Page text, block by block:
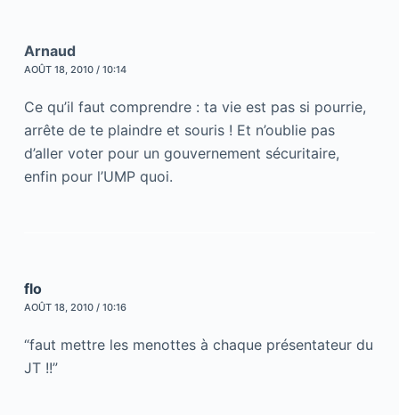
Arnaud
AOÛT 18, 2010 / 10:14
Ce qu’il faut comprendre : ta vie est pas si pourrie,
arrête de te plaindre et souris ! Et n’oublie pas
d’aller voter pour un gouvernement sécuritaire,
enfin pour l’UMP quoi.
flo
AOÛT 18, 2010 / 10:16
“faut mettre les menottes à chaque présentateur du
JT !!”